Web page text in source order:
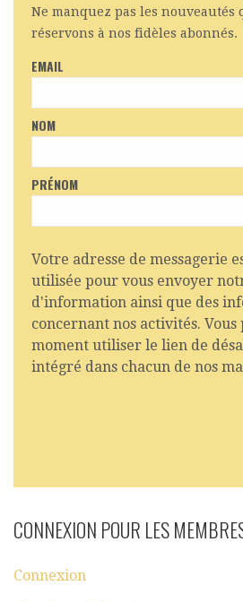
Ne manquez pas les nouveautés
réservons à nos fidèles abonnés.
EMAIL
NOM
PRÉNOM
Votre adresse de messagerie
utilisée pour vous envoyer
d'information ainsi que des
concernant nos activités. Vous
moment utiliser le lien de
intégré dans chacun de nos
CONNEXION POUR LES
Connexion